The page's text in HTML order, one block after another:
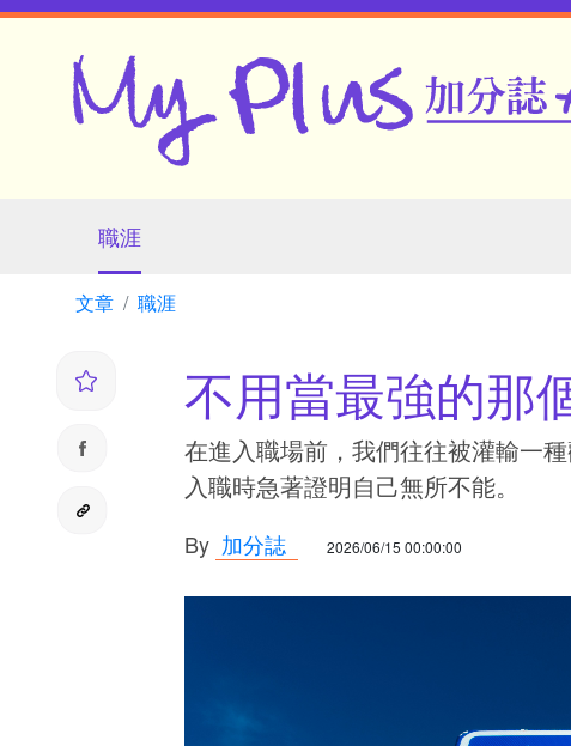
職涯
文章 職涯
不用當最強的那
在進入職場前，我們往往被灌輸一
入職時急著證明自己無所不能。
By 加分誌 2026/06/15 00:00:00